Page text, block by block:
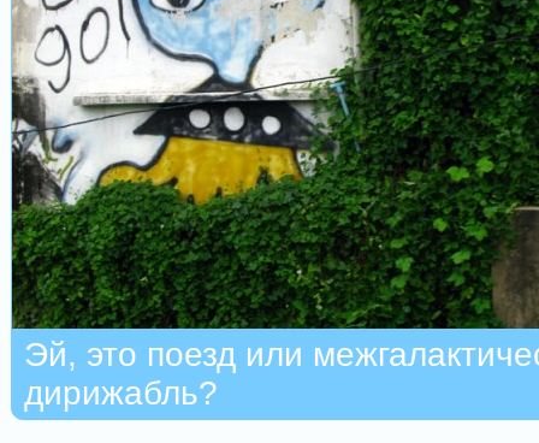
Эй, это поезд или
дирижабль?